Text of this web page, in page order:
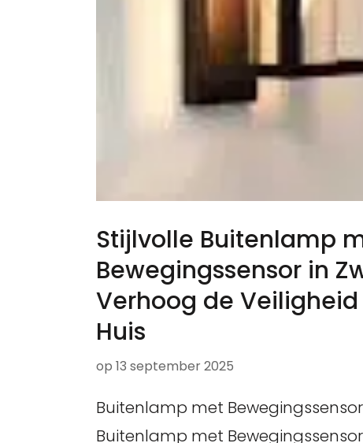
Stijlvolle Buitenlamp
Bewegingssensor in
Verhoog de
Huis
op 13 september 2025
Buitenlamp met
Buitenlamp met